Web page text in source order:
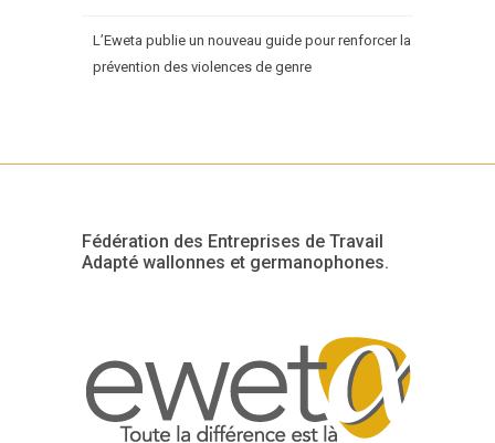
L’Eweta publie un nouveau guide pour renforcer la
prévention des violences de genre
Fédération des Entreprises de Travail
Adapté wallonnes et germanophones.